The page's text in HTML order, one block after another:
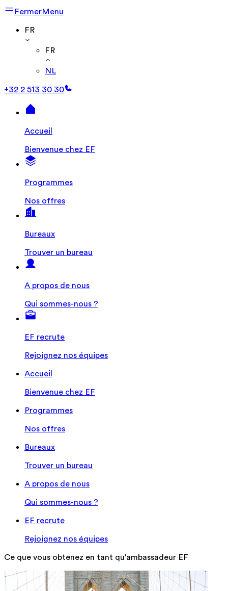
FermerMenu
FR
FR
NL
+32 2 513 30 30
Accueil
Bienvenue chez EF
Programmes
Nos offres
Bureaux
Trouver un bureau
A propos de nous
Qui sommes-nous ?
EF recrute
Rejoignez nos équipes
Accueil
Bienvenue chez EF
Programmes
Nos offres
Bureaux
Trouver un bureau
A propos de nous
Qui sommes-nous ?
EF recrute
Rejoignez nos équipes
Ce que vous obtenez en tant qu'ambassadeur EF